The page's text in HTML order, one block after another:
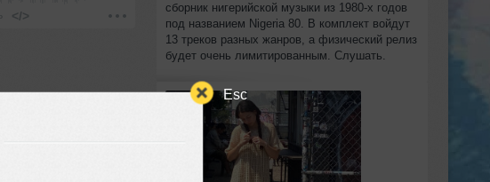
Esc
</>
сборник нигерийской музыки из 1980-х годов
под названием Nigeria 80. В комплект войдут
13 треков разных жанров, а физический релиз
будет очень лимитированным. Слушать.